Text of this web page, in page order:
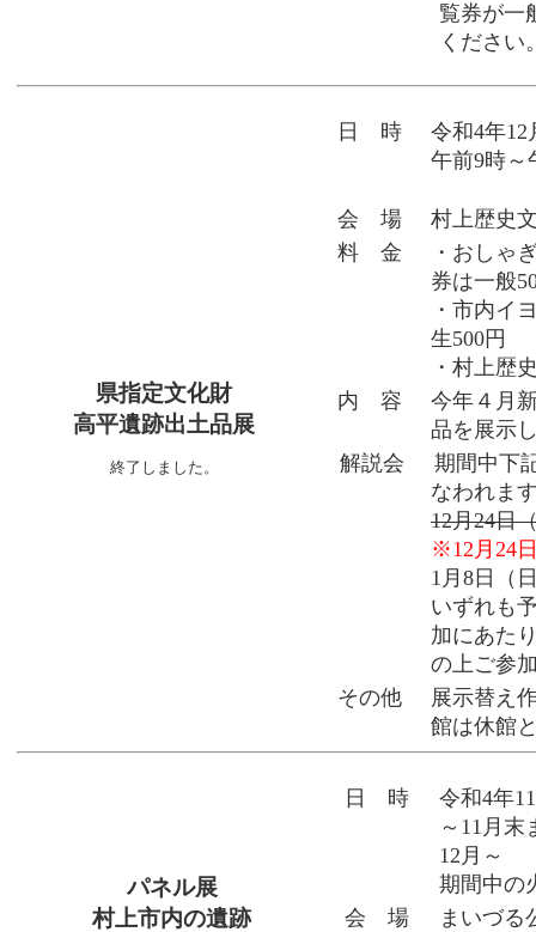
覧券が一
ください
県指定文化財
高平遺跡出土品展
終了しました。
日 時
令和4年12
午前9時～
会 場
村上歴史
料 金
・おしゃ
券は一般
・市内イ
生500円
・村上歴
内 容
今年４月
品を展示
解説会
期間中下
なわれま
12月24
※12月24
1月8日（
いずれも
加にあた
の上ご参
その他
展示替え
館は休館
パネル展
村上市内の遺跡
日 時
令和4年
～11月
12月～
期間中の
会 場
まいづる